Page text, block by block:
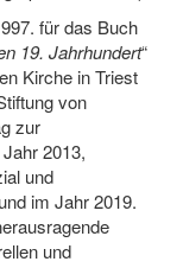
für das Buch
19. Jahrhundert“
Kirche in Triest
von
zur
2013,
und
im Jahr 2019.
und